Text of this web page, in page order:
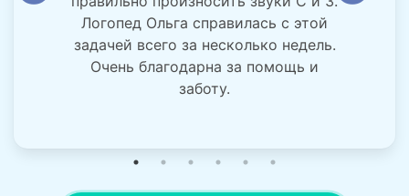
Логопед Ольга справилась с этой
задачей всего за несколько недель.
Очень благодарна за помощь и
заботу.